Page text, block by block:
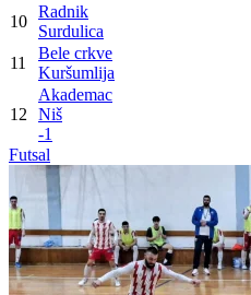
10
Radnik
Surdulica
11
Bele crkve
Kuršumlija
12
Akademac
Niš
-1
Futsal